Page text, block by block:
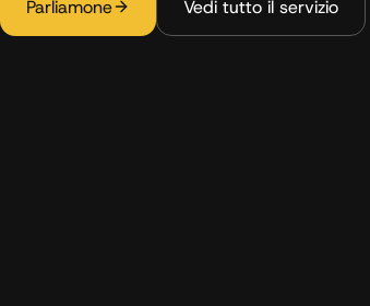
Parliamone Vedi tutto il servizio